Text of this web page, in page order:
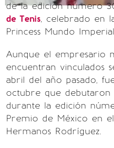
de la edición número
de Tenis, celebrado en
Princess Mundo
Aunque el empresario
encuentran vinculados
abril del año pasado,
octubre que debutaron
durante la edición
Premio de México en
Hermanos Rodríguez.